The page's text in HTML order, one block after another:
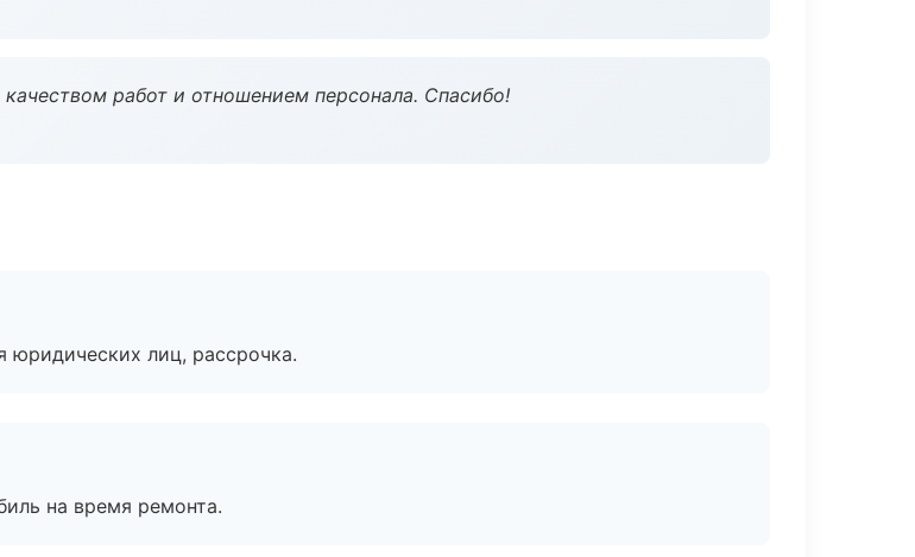
работ и отношением персонала. Спасибо!
юридических лиц, рассрочка.
на время ремонта.